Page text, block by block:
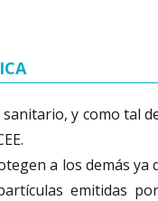
y como tal
a los demás ya
emitidas